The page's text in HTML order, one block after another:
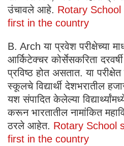
उंचावले आहे. Rotary
first in the country
B. Arch या प्रवेश परीक्षेच्या
आर्किटेक्चर कोर्सेसकरिता दरवर्षी
प्रविष्ठ होत असतात. या परीक्षेत
स्कूलचे विद्यार्थी देशभरातील
यश संपादित केलेल्या
करून भारतातील नामांकित
ठरले आहेत. Rotary School
first in the country